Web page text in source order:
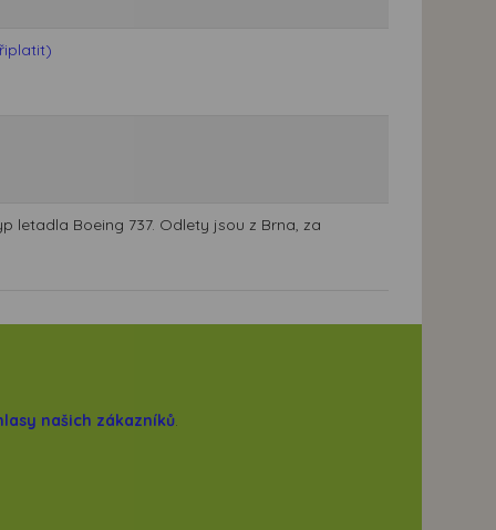
letadla Boeing 737. Odlety jsou z Brna, za
našich zákazníků.